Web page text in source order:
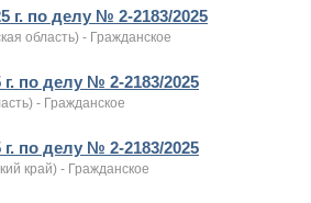
г. по делу № 2-2183/2025
область) - Гражданское
по делу № 2-2183/2025
- Гражданское
по делу № 2-2183/2025
край) - Гражданское